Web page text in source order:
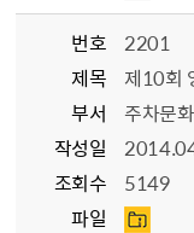
번호
2201
제목
제10회
부서
주차문
작성일
조회수
5149
파일